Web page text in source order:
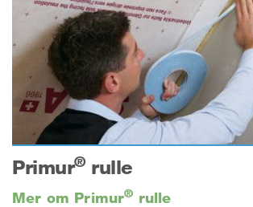
Primur®rulle
Mer om Primur® rulle